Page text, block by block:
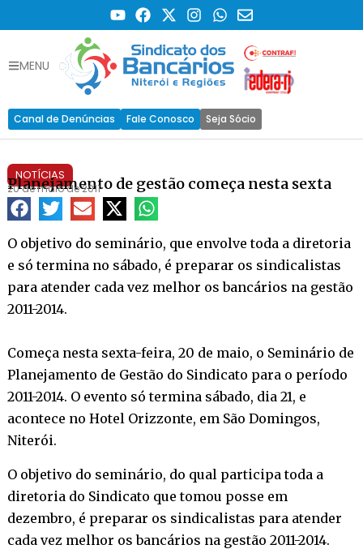
MENU
Canal de Denúncias Fale Conosco Seja Sócio
NOTÍCIAS
Planejamento de gestão começa nesta sexta
20 de maio de 2011
O objetivo do seminário, que envolve toda a diretoria
e só termina no sábado, é preparar os sindicalistas
para atender cada vez melhor os bancários na gestão
2011-2014.
Começa nesta sexta-feira, 20 de maio, o Seminário de
Planejamento de Gestão do Sindicato para o período
2011-2014. O evento só termina sábado, dia 21, e
acontece no Hotel Orizzonte, em São Domingos,
Niterói.
O objetivo do seminário, do qual participa toda a
diretoria do Sindicato que tomou posse em
dezembro, é preparar os sindicalistas para atender
cada vez melhor os bancários na gestão 2011-2014.